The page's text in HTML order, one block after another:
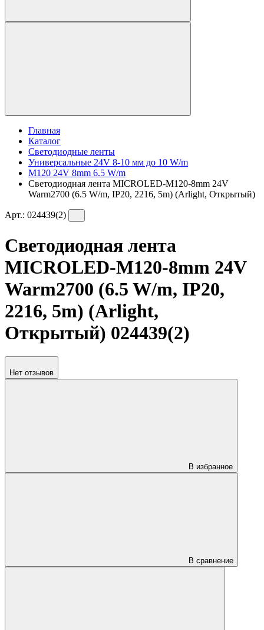
Главная
Каталог
Светодиодные ленты
Универсальные 24V 8-10 мм до 10 W/m
M120 24V 8mm 6.5 W/m
Светодиодная лента MICROLED-M120-8mm 24V
Warm2700 (6.5 W/m, IP20, 2216, 5m) (Arlight, Открытый)
Арт.: 024439(2)
Светодиодная лента
MICROLED-M120-8mm 24V
Warm2700 (6.5 W/m, IP20,
2216, 5m) (Arlight,
Открытый) 024439(2)
Нет отзывов
В избранное
В сравнение